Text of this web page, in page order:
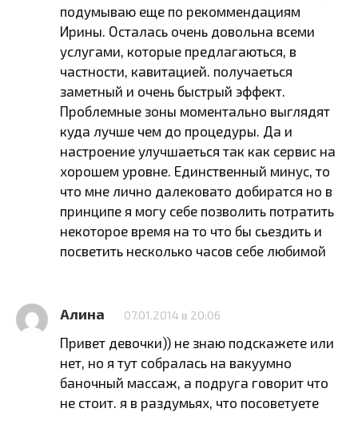
подумываю еще по рекоммендациям
Ирины. Осталась очень довольна всеми
услугами, которые предлагаються, в
частности, кавитацией. получаеться
заметный и очень быстрый эффект.
Проблемные зоны моментально выглядят
куда лучше чем до процедуры. Да и
настроение улучшаеться так как сервис на
хорошем уровне. Единственный минус, то
что мне лично далековато добиратся но в
принципе я могу себе позволить потратить
некоторое время на то что бы сьездить и
посветить несколько часов себе любимой
Алина 07.01.2014 в 20:06
Привет девочки)) не знаю подскажете или
нет, но я тут собралась на вакуумно
баночный массаж, а подруга говорит что
не стоит. я в раздумьях, что посоветуете